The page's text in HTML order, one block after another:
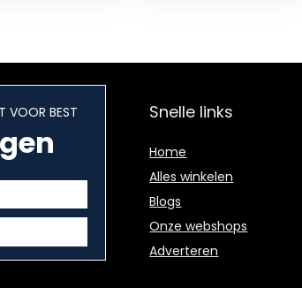
VOOR BEST Snelle links
Home
Alles winkelen
Blogs
Onze webshops
Adverteren